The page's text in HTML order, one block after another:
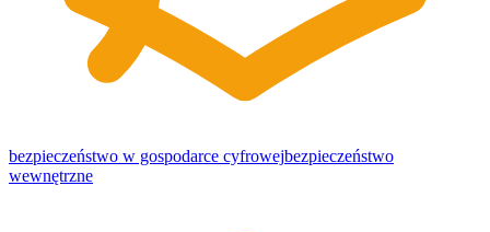
bezpieczeństwo w gospodarce cyfrowejbezpieczeństwo
wewnętrzne